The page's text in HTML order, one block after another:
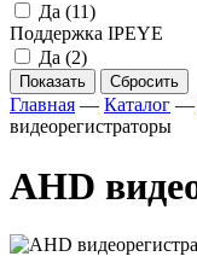
Да (11)
Поддержка IPEYE
Да (2)
Показать Сбросить
Главная — Каталог —
видеорегистраторы
AHD